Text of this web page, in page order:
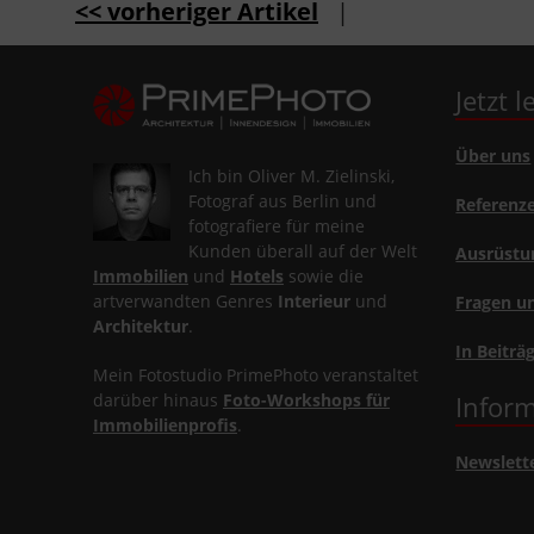
<< vorheriger Artikel |
Ich bin Oliver M. Zielinski,
Fotograf aus Berlin und
fotografiere für meine
Kunden überall auf der Welt
Immobilien und Hotels sowie die
artverwandten Genres Interieurund
Architektur.
Mein Fotostudio PrimePhoto veranstaltet
darüber hinaus Foto-Workshops für
Immobilienprofis.
Jetzt
Über uns
Fragen
In